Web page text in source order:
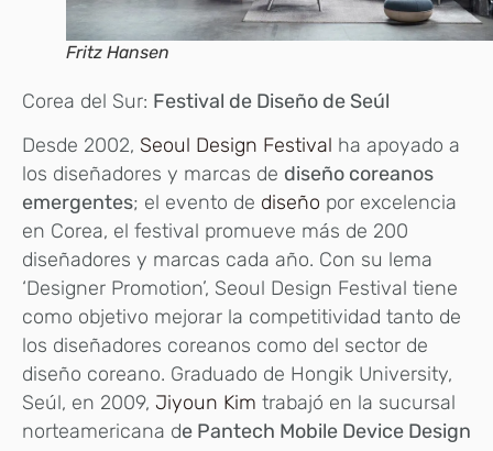
Fritz Hansen
Corea del Sur: Festival de Diseño de Seúl
Desde 2002, Seoul Design Festival ha apoyado a
los diseñadores y marcas de diseño coreanos
emergentes; el evento de diseño por excelencia
en Corea, el festival promueve más de 200
diseñadores y marcas cada año. Con su lema
‘Designer Promotion’, Seoul Design Festival tiene
como objetivo mejorar la competitividad tanto de
los diseñadores coreanos como del sector de
diseño coreano. Graduado de Hongik University,
Seúl, en 2009, Jiyoun Kim trabajó en la sucursal
norteamericana de Pantech Mobile Device Design